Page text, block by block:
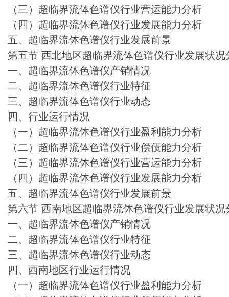
（三）超临界流体色谱仪行业营运能力分析
（四）超临界流体色谱仪行业发展能力分析
五、超临界流体色谱仪行业发展前景
第五节 西北地区超临界流体色谱仪行业发展状
一、超临界流体色谱仪产销情况
二、超临界流体色谱仪行业特征
三、超临界流体色谱仪行业动态
四、行业运行情况
（一）超临界流体色谱仪行业盈利能力分析
（二）超临界流体色谱仪行业偿债能力分析
（三）超临界流体色谱仪行业营运能力分析
（四）超临界流体色谱仪行业发展能力分析
五、超临界流体色谱仪行业发展前景
第六节 西南地区超临界流体色谱仪行业发展状
一、超临界流体色谱仪产销情况
二、超临界流体色谱仪行业特征
三、超临界流体色谱仪行业动态
四、西南地区行业运行情况
（一）超临界流体色谱仪行业盈利能力分析